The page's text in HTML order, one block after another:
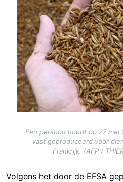
Een persoon houdt op 27 mei
vast geproduceerd voor
Frankrijk. (AFP /
Volgens het door de EFSA